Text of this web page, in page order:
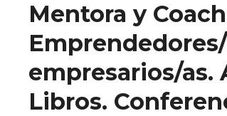
Mentora y
empresarios/as.
Libros.